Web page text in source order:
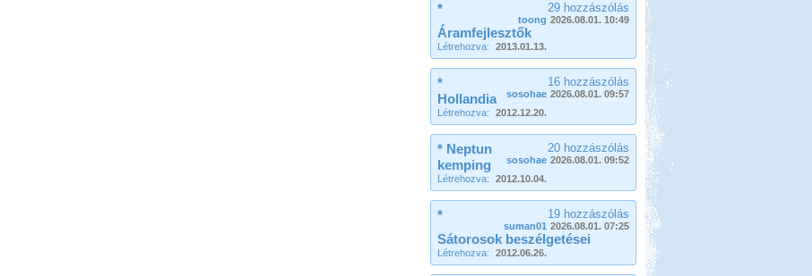
29 hozzászólás
toong 2026.08.01. 10:49
*
Áramfejlesztők
Létrehozva: 2013.01.13.
16 hozzászólás
sosohae 2026.08.01. 09:57
*
Hollandia
Létrehozva: 2012.12.20.
20 hozzászólás
sosohae 2026.08.01. 09:52
* Neptun
kemping
Létrehozva: 2012.10.04.
19 hozzászólás
suman01 2026.08.01. 07:25
*
Sátorosok beszélgetései
Létrehozva: 2012.06.26.